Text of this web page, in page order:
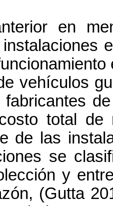
en
vehículos
fabricantes
total de
de las
se
y
(Gutta